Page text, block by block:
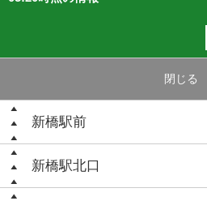
閉じる
新橋駅前
新橋駅北口